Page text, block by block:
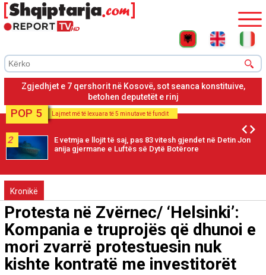
Albin Kurti nuk propozon kandidat për kryetar parlamenti: Duam
kohë për bisedime për presidentin
POP 5 Lajmet më të lexuara të 5 minutave të fundit
2
E vetmja e llojit të saj, pas 83 vitesh gjendet në Detin Jon
anija gjermane e Luftës së Dytë Botërore
Kronikë
Protesta në Zvërnec/ ‘Helsinki’:
Kompania e truprojës që dhunoi e
mori zvarrë protestuesin nuk
kishte kontratë me investitorët